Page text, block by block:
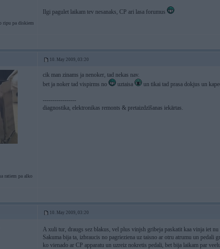
ripu pa diskiem
Ilgi pagulet laikam tev nesanaks, CP ari lasa forumus
10. May 2009, 03:20
ratiem pa alko
cik man zinams ja nenoker, tad nekas nav.
bet ja noker tad vispirms no
uztaisa un tikai tad prasa dokjus un
-----------------
diagnostika, elektronikas remonts & pretaizdzīšanas iekārtas.
10. May 2009, 03:20
A xuli tur, draugs sez blakus, vel plus vinjsh gribeja paskatit kaa vinja iet
Sakuma bija ta, izbraucis no pagrieziena uz taisno ar otru atrumu un pedali
ko vienado ar CP apparatu un uzreiz nokretis pedali, bet bija laikam par